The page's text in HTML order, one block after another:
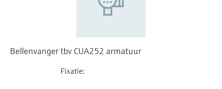
Bellenvanger tbv CUA252 armatuur
Fixatie: